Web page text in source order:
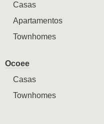
Casas
Apartamentos
Townhomes
Ocoee
Casas
Townhomes